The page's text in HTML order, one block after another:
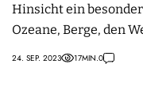
Hinsicht ein
Ozeane, Berge, den
24. SEP. 2023 17MIN.0